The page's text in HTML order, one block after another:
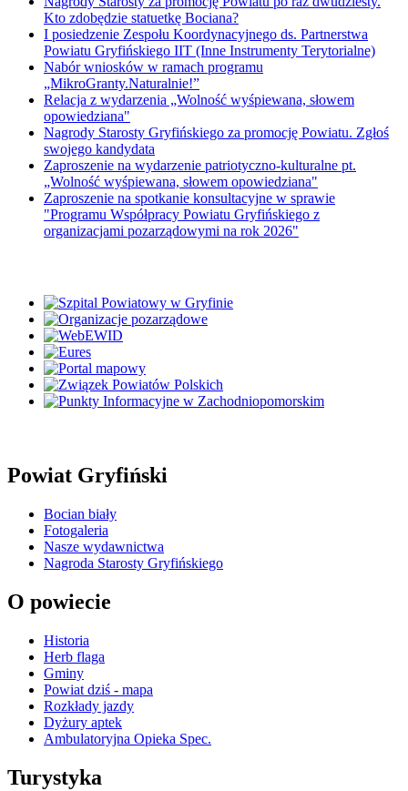
Kto zdobędzie statuetkę Bociana?
I posiedzenie Zespołu Koordynacyjnego ds. Partnerstwa
Powiatu Gryfińskiego IIT (Inne Instrumenty Terytorialne)
Nabór wniosków w ramach programu
„MikroGranty.Naturalnie!”
Relacja z wydarzenia „Wolność wyśpiewana, słowem
opowiedziana"
Nagrody Starosty Gryfińskiego za promocję Powiatu. Zgłoś
swojego kandydata
Zaproszenie na wydarzenie patriotyczno-kulturalne pt.
„Wolność wyśpiewana, słowem opowiedziana"
Zaproszenie na spotkanie konsultacyjne w sprawie
"Programu Współpracy Powiatu Gryfińskiego z
organizacjami pozarządowymi na rok 2026"
Powiat Gryfiński
Bocian biały
Fotogaleria
Nasze wydawnictwa
Nagroda Starosty Gryfińskiego
O powiecie
Historia
Herb flaga
Gminy
Powiat dziś - mapa
Rozkłady jazdy
Dyżury aptek
Ambulatoryjna Opieka Spec.
Turystyka